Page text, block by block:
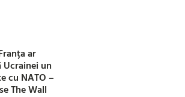
ar
un
cu NATO –
The Wall